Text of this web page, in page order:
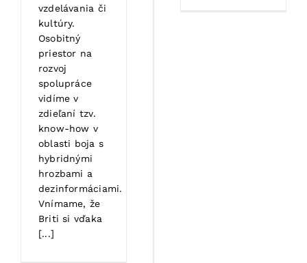
vzdelávania či
kultúry.
Osobitný
priestor na
rozvoj
spolupráce
vidíme v
zdieľaní tzv.
know-how v
oblasti boja s
hybridnými
hrozbami a
dezinformáciami.
Vnímame, že
Briti si vďaka
[...]